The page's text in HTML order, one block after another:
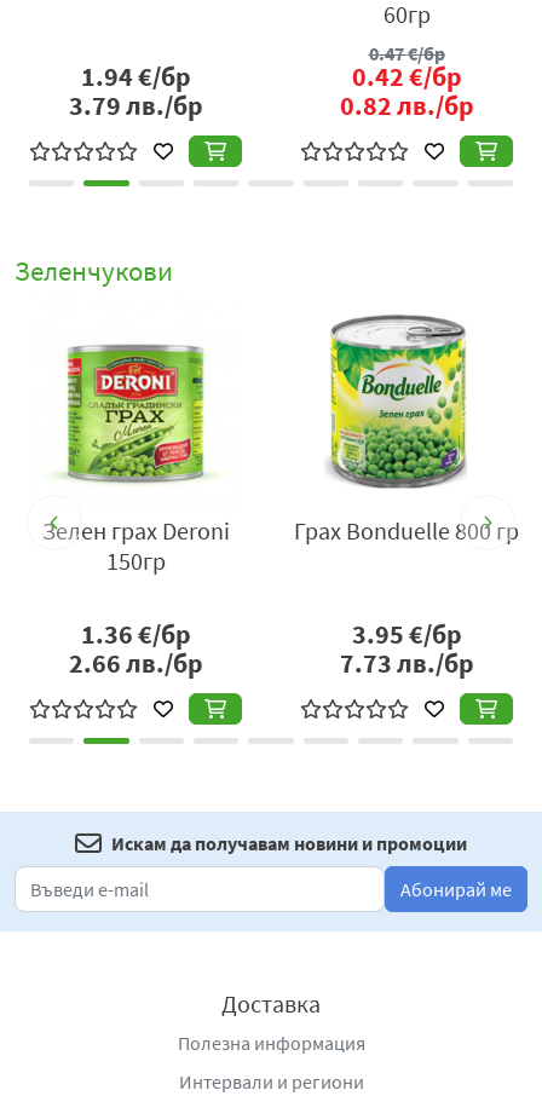
€/бр
4.03лв./бр
1.50€/бр
2.93лв./бр
Зеленчукови
Зелен грах Deroni
150гр
1.36€/бр
2.66лв./бр
Грах Bonduelle 800 гр
3.95€/бр
7.73лв./бр
Искам да получавам новини и промоции
Абонирай ме
Доставка
Полезна информация
Интервали и региони